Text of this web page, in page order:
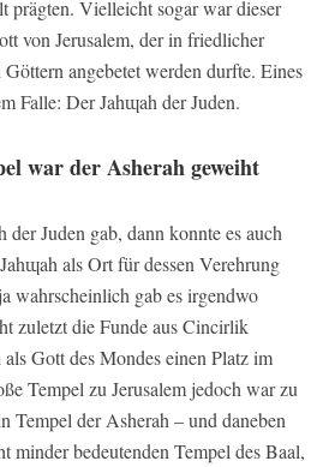
prägten. Vielleicht sogar war dieser
von Jerusalem, der in friedlicher
angebetet werden durfte. Eines
Falle: Der Jahɰah der Juden.
war der Asherah geweiht
Juden gab, dann konnte es auch
als Ort für dessen Verehrung
wahrscheinlich gab es irgendwo
zuletzt die Funde aus Cincirlik
als Gott des Mondes einen Platz im
Tempel zu Jerusalem jedoch war zu
Tempel der Asherah – und daneben
minder bedeutenden Tempel des Baal,